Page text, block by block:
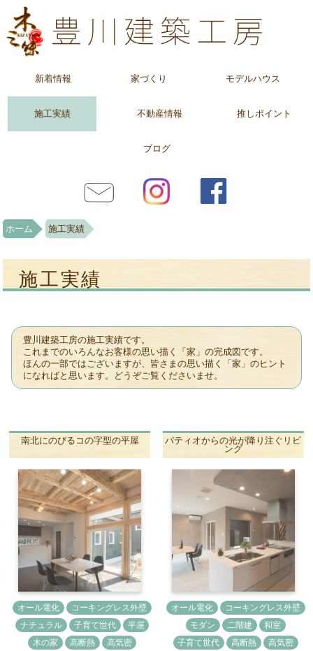
新着情報 家づくり モデルハウス
施工実績 不動産情報 推しポイント
ブログ
ホーム 施工実績
施工実績
豊川建築工房の施工実績です。
これまでのいろんなお客様の思い描く「家」の完成図です。
ほんの一部ではございますが、皆さまの思い描く「家」のヒント
になればと思います。どうぞご覧くださいませ。
南北にのびるコの字型の平屋
オール電化 コーキングレス外壁
ナチュラル 子育て世代 平屋
木の家 高断熱 高気密
パティオからの光が降り注ぐリビ
ング
オール電化 コーキングレス外壁
モダン 二階建 和室
子育て世代 高断熱 高気密